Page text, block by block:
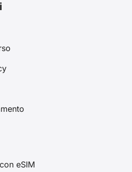
eSIM